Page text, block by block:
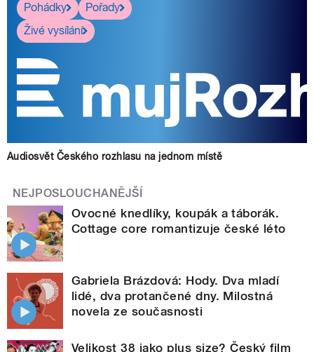
Pohádky
Pořady
Živé vysílání
Audiosvět Českého rozhlasu na jednom místě
NEJPOSLOUCHANĚJŠÍ
Ovocné knedlíky, koupák a táborák.
Cottage core romantizuje české léto
Gabriela Brázdová: Hody. Dva mladí
lidé, dva protančené dny. Milostná
novela ze současnosti
Velikost 38 jako plus size? Český film